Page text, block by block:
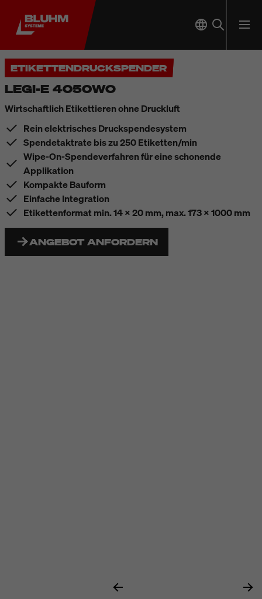
ETIKETTENDRUCKSPENDER
LEGI-E 4050WO
Wirtschaftlich Etikettieren ohne Druckluft
Rein elektrisches Druckspendesystem
Spendetaktrate bis zu 250 Etiketten/min
Wipe-On-Spendeverfahren für eine schonende
Applikation
Kompakte Bauform
Einfache Integration
Etikettenformat min. 14 x 20 mm, max. 173 x 1000 mm
ANGEBOT ANFORDERN